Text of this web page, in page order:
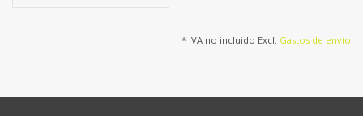
* IVA no incluido Excl. Gastos de envío